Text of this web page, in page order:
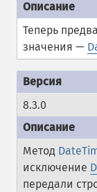
Теперь
значения —
8.3.0
Метод
исключение
передали